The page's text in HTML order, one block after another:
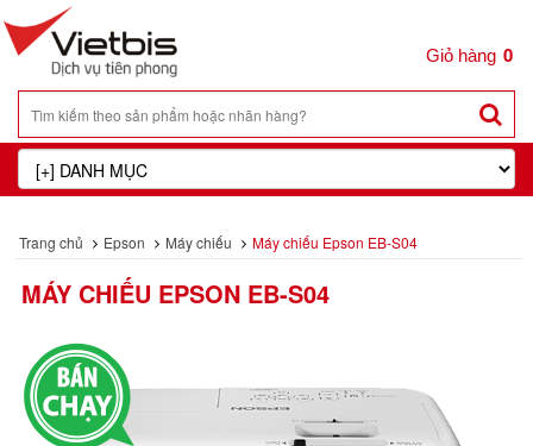
0
Trang chủ Epson Máy chiếu Máy chiếu Epson EB-S04
MÁY CHIẾU EPSON EB-S04